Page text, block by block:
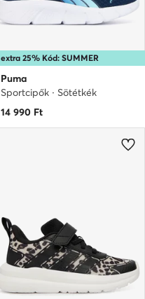
extra 25% Kód: SUMMER
Puma
Sportcipők · Sötétkék
14 990 Ft